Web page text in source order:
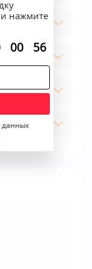
нажмите
00 56
данных